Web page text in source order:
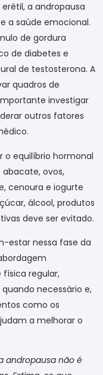
a andropausa
a saúde emocional.
de gordura
de diabetes e
de testosterona. A
quadros de
investigar
outros fatores
o equilíbrio hormonal
ovos,
cenoura e iogurte
álcool, produtos
deve ser evitado.
estar nessa fase da
física regular,
necessário e,
como os
a melhorar o
andropausa não é